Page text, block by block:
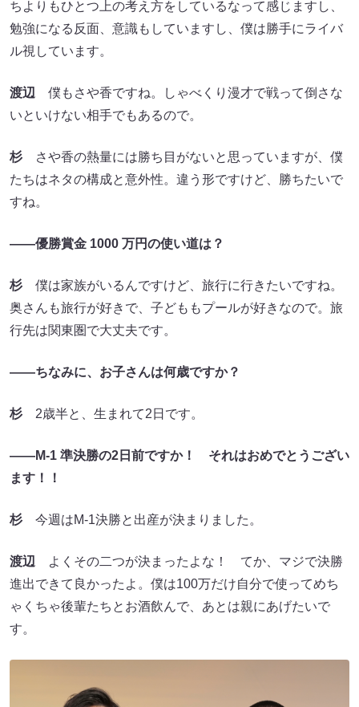
ちよりもひとつ上の考え方をしているなって感じますし、
勉強になる反面、意識もしていますし、僕は勝手にライバ
ル視しています。
渡辺 僕もさや香ですね。しゃべくり漫才で戦って倒さな
いといけない相手でもあるので。
杉 さや香の熱量には勝ち目がないと思っていますが、僕
たちはネタの構成と意外性。違う形ですけど、勝ちたいで
すね。
――優勝賞金 1000 万円の使い道は？
杉 僕は家族がいるんですけど、旅行に行きたいですね。
奥さんも旅行が好きで、子どももプールが好きなので。旅
行先は関東圏で大丈夫です。
――ちなみに、お子さんは何歳ですか？
杉 2歳半と、生まれて2日です。
――M-1 準決勝の2日前ですか！ それはおめでとうござい
ます！！
杉 今週はM-1決勝と出産が決まりました。
渡辺 よくその二つが決まったよな！ てか、マジで決勝
進出できて良かったよ。僕は100万だけ自分で使ってめち
ゃくちゃ後輩たちとお酒飲んで、あとは親にあげたいで
す。